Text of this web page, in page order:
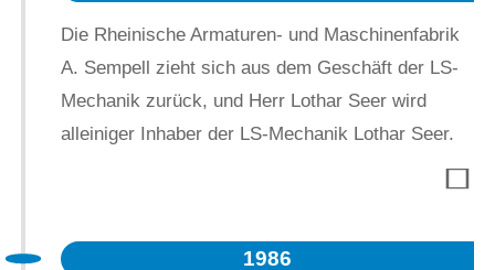
Die Rheinische Armaturen- und Maschinenfabrik
A. Sempell zieht sich aus dem Geschäft der LS-
Mechanik zurück, und Herr Lothar Seer wird
alleiniger Inhaber der LS-Mechanik Lothar Seer.
1986